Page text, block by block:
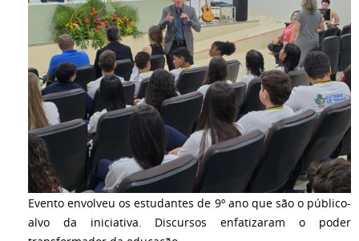
Evento envolveu os estudantes de 9º ano que são o público-
alvo da iniciativa. Discursos enfatizaram o poder